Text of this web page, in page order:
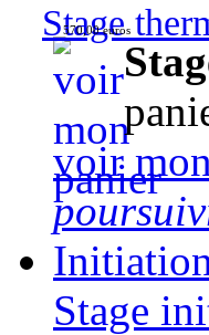
Stage
570,00 euros
voir
Stage